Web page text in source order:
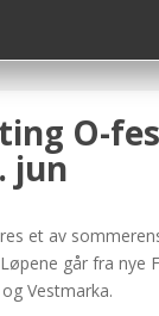
O-
jun
et av
går fra nye
Vestmarka.